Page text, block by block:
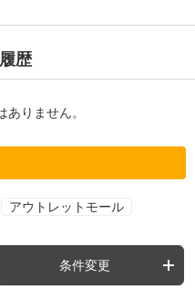
歴
りません。
アウトレットモール
条件変更